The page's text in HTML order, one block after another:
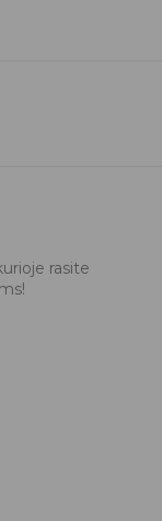
rasite